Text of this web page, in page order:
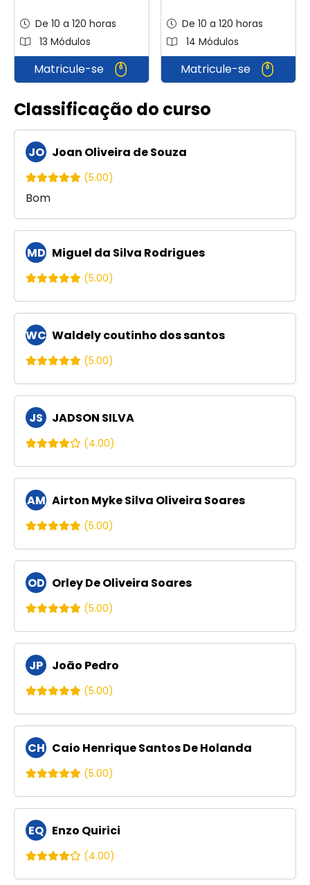
De 10 a 120 horas
13 Módulos
Matricule-se
De 10 a 120 horas
14 Módulos
Matricule-se
Classificação do curso
JO Joan Oliveira de Souza
(5.00)
Bom
MD Miguel da Silva Rodrigues
(5.00)
WC Waldely coutinho dos santos
(5.00)
JS JADSON SILVA
(4.00)
AM Airton Myke Silva Oliveira Soares
(5.00)
OD Orley De Oliveira Soares
(5.00)
JP João Pedro
(5.00)
CH Caio Henrique Santos De Holanda
(5.00)
EQ Enzo Quirici
(4.00)